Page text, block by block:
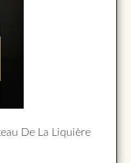
De La Liquière